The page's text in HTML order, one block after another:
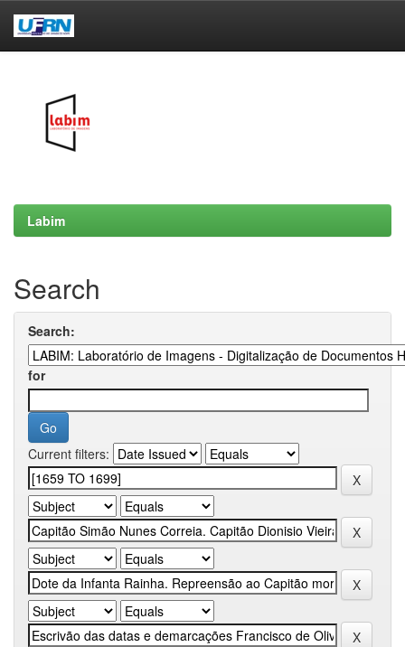
Labim
Search
Search:
for
Current filters: